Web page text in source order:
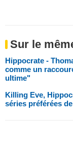
Sur le
Hippocrate -
comme un
ultime"
Killing Eve,
séries préférées